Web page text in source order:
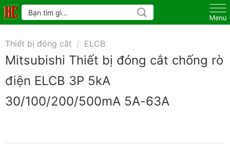
Skip
to
Tìm
kiếm:
Thiết bị đóng cắt / ELCB
Mitsubishi Thiết bị đóng cắt chống rò
điện ELCB 3P 5kA
30/100/200/500mA 5A-63A